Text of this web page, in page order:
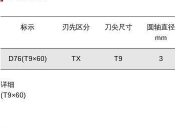
标示 刃先区分 刀尖尺寸
圆轴直径
mm
D76(T9×60) TX T9 3
详细
(T9×60)